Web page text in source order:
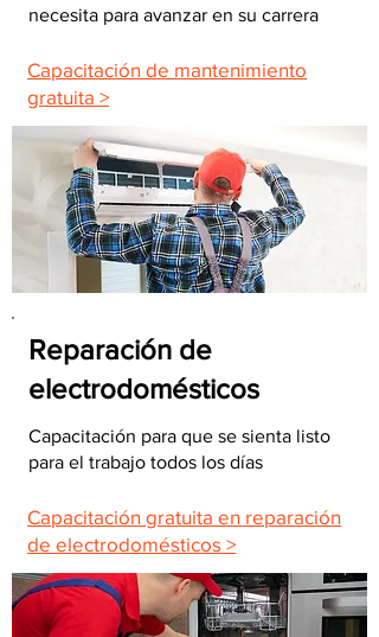
necesita para avanzar en su carrera
Capacitación de mantenimiento
gratuita >
Reparación de
electrodomésticos
Capacitación para que se sienta listo
para el trabajo todos los días
Capacitación gratuita en reparación
de electrodomésticos >